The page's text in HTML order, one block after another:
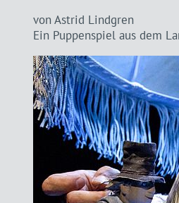
von Astrid Lindgren
Ein Puppenspiel aus dem